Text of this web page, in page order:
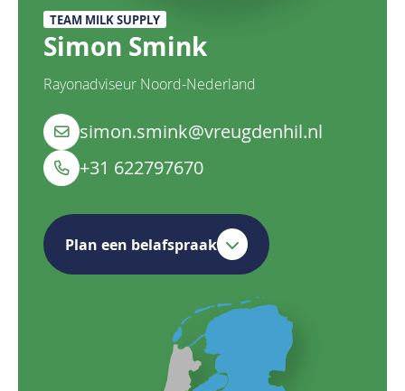
TEAM MILK SUPPLY
Simon Smink
Rayonadviseur Noord-Nederland
simon.smink@vreugdenhil.nl
+31 622797670
Plan een belafspraak